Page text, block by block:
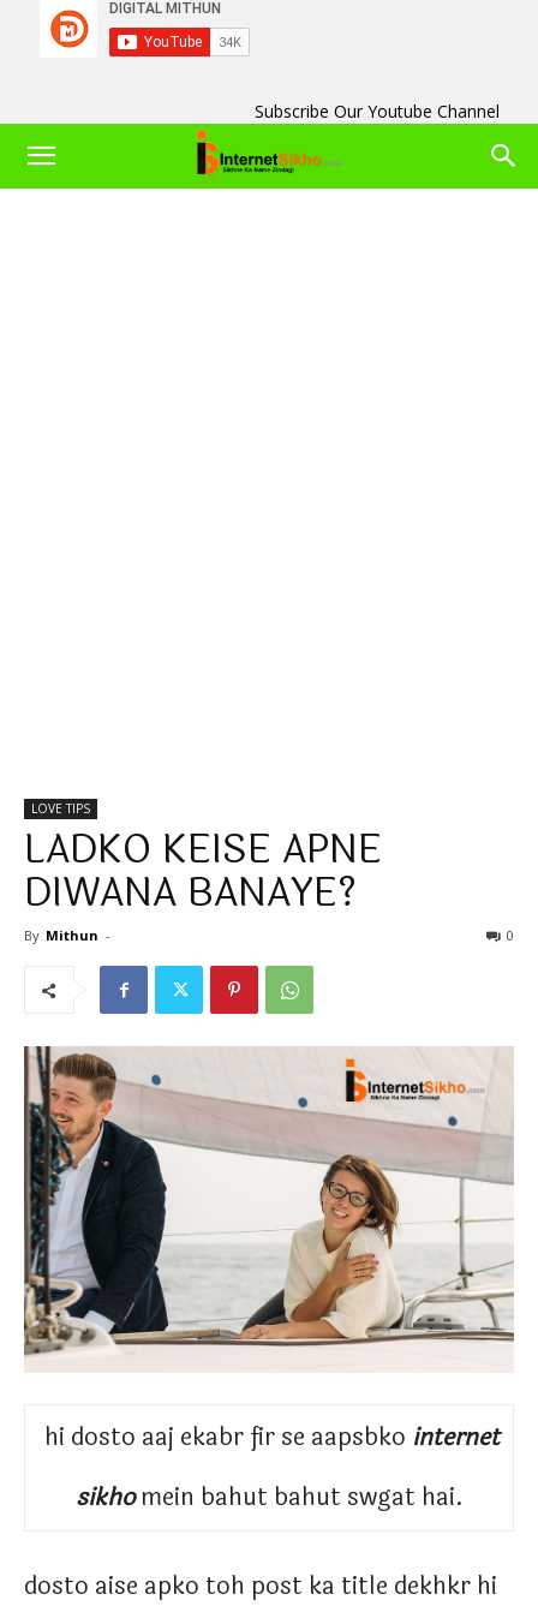
Subscribe Our Youtube Channel
LOVE TIPS
LADKO KEISE APNE
DIWANA BANAYE?
By Mithun - 0
hi dosto aaj ekabr fir se aapsbko internet
sikho mein bahut bahut swgat hai.
dosto aise apko toh post ka title dekhkr hi